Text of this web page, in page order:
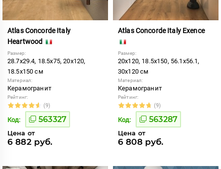
Atlas Concorde Italy
Heartwood
Размер:
28.7x29.4, 18.5x75, 20x120,
18.5x150 см
Материал:
Керамогранит
Рейтинг:
(9)
Код: 563327
Цена от
6 882 руб.
Atlas Concorde Italy Exence
Размер:
20x120, 18.5x150, 56.1x56.1,
30x120 см
Материал:
Керамогранит
Рейтинг:
(9)
Код: 563287
Цена от
6 808 руб.